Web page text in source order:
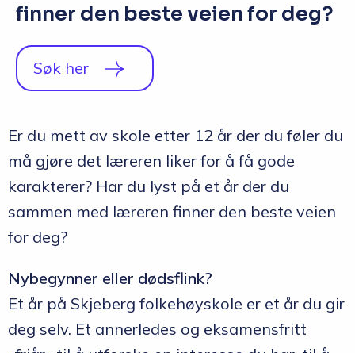
finner den beste veien for deg?
Søk her
Er du mett av skole etter 12 år der du føler du
må gjøre det læreren liker for å få gode
karakterer? Har du lyst på et år der du
sammen med læreren finner den beste veien
for deg?
Nybegynner eller dødsflink?
Et år på Skjeberg folkehøyskole er et år du gir
deg selv. Et annerledes og eksamensfritt